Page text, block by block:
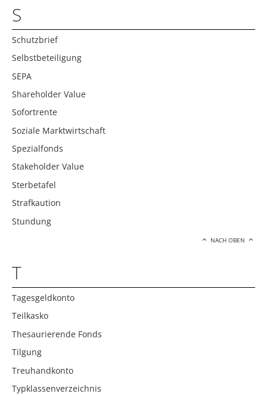
S
Schutzbrief
Selbstbeteiligung
SEPA
Shareholder Value
Sofortrente
Soziale Marktwirtschaft
Spezialfonds
Stakeholder Value
Sterbetafel
Strafkaution
Stundung
NACH OBEN
T
Tagesgeldkonto
Teilkasko
Thesaurierende Fonds
Tilgung
Treuhandkonto
Typklassenverzeichnis